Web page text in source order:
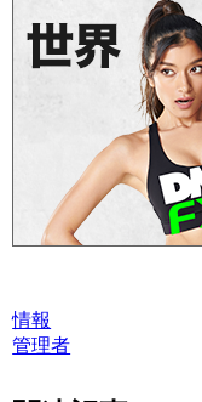
情報
管理者